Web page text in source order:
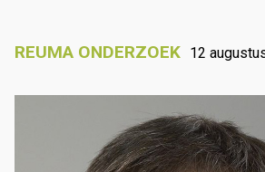
REUMA ONDERZOEK 12